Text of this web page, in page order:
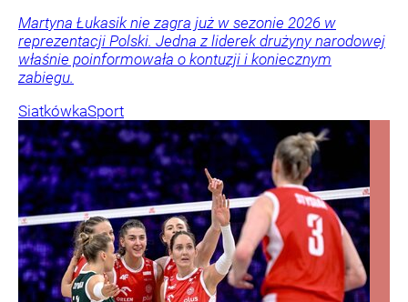
Martyna Łukasik nie zagra już w sezonie 2026 w
reprezentacji Polski. Jedna z liderek drużyny narodowej
właśnie poinformowała o kontuzji i koniecznym
zabiegu.
SiatkówkaSport